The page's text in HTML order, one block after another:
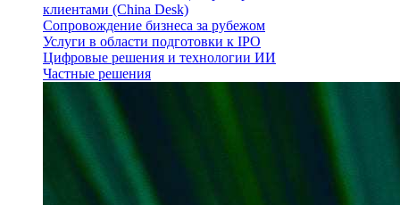
клиентами (China Desk)
Сопровождение бизнеса за рубежом
Услуги в области подготовки к IPO
Цифровые решения и технологии ИИ
Частные решения